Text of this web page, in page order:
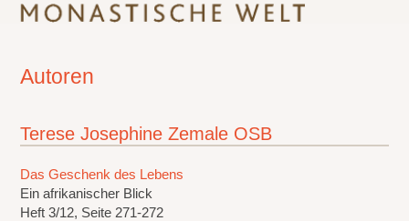
Autoren
Terese Josephine Zemale OSB
Das Geschenk des Lebens
Ein afrikanischer Blick
Heft 3/12, Seite 271-272